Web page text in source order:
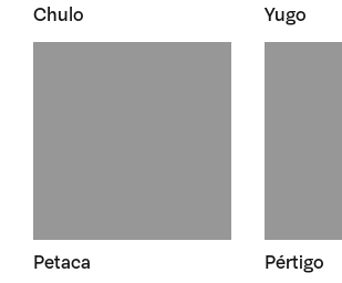
Chulo Yugo
Petaca Pértigo